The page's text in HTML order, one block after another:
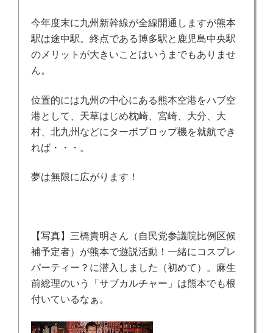
今年度末に九州新幹線が全線開通しますが熊本
駅は途中駅。終点である博多駅と鹿児島中央駅
のメリットが大きいことはいうまでもありませ
ん。
位置的には九州の中心にある熊本空港をハブ空
港として、天草はじめ枕崎、宮崎、大分、大
村、北九州などにターボプロップ機を就航でき
れば・・・。
夢は無限に広がります！
【写真】三橋貴明さん（自民党参議院比例区候
補予定者）が熊本で遊説活動！一緒にコスプレ
パーティー？に潜入しました（初めて）。麻生
前総理のいう「サブカルチャー」は熊本でも根
付いているなぁ。